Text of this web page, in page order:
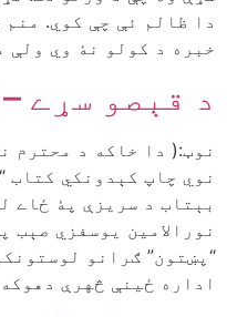
دا ظالم ئې چې کوي.
خبره د کولو نۀ وي ولې
د قېصو سړے
نوټ:( دا خاکه د محترم
نوي چاپ کېدونکي کتاب
بېتاب د سريزې پۀ ځاے
نورالامين يوسفزي صېب
“پښتون” ګرانو
اداره ځينې څهرې